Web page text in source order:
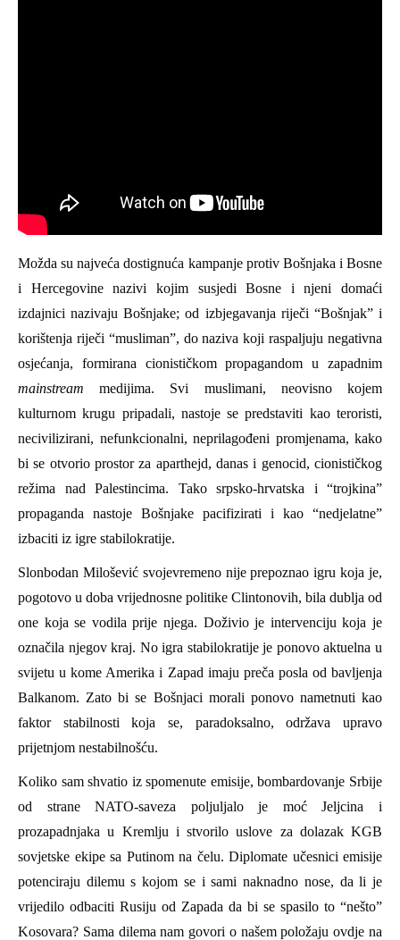
Možda su najvećadostignuća kampanje protiv Bošnjaka i Bosne
i Hercegovine nazivi kojim susjedi Bosne i njeni domaći
izdajnici nazivaju Bošnjake; od izbjegavanja riječi “Bošnjak” i
korištenja riječi “musliman”, do naziva kojiraspaljuju negativna
osjećanja, formirana cionističkom propagandom u zapadnim
mainstreammedijima. Svi muslimani, neovisno kojem
kulturnom krugu pripadali, nastoje se predstaviti kao teroristi,
necivilizirani, nefunkcionalni, neprilagođeni promjenama, kako
bi se otvorio prostor za aparthejd, danas i genocid, cionističkog
režima nad Palestincima. Tako srpsko-hrvatska i “trojkina”
propaganda nastoje Bošnjake pacifizirati i kao “nedjelatne”
izbaciti iz igre stabilokratije.
Slonbodan Milošević svojevremeno nije prepoznao igru koja je,
pogotovo u doba vrijednosne politike Clintonovih, bila dublja od
one koja se vodila prije njega. Doživio je intervenciju koja je
označila njegov kraj. No igra stabilokratije je ponovo aktuelna u
svijetu u kome Amerika i Zapad imaju preča posla od bavljenja
Balkanom. Zatobi se Bošnjaci morali ponovo nametnuti kao
faktor stabilnosti koja se, paradoksalno, održava upravo
prijetnjom nestabilnošću.
Koliko sam shvatio izspomenute emisije, bombardovanje Srbije
od strane NATO-saveza poljuljalo je moć Jeljcina i
prozapadnjaka u Kremlju i stvorilo uslove za dolazak KGB
sovjetske ekipe sa Putinom na čelu. Diplomate učesnici emisije
potenciraju dilemu s kojom se i sami naknadno nose, da li je
vrijedilo odbaciti Rusiju od Zapada da bi se spasilo to “nešto”
Kosovara? Sama dilema nam govori o našem položaju ovdje na